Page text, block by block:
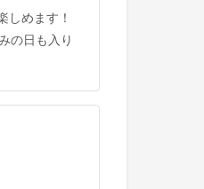
しめます！
の日も入り